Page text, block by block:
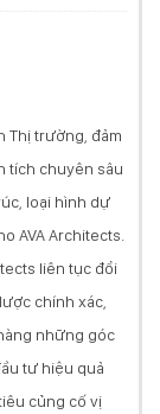
Thị trường, đảm
tích chuyên sâu
loại hình dự
AVA Architects.
liên tục đổi
chính xác,
những góc
tư hiệu quả
củng cố vị